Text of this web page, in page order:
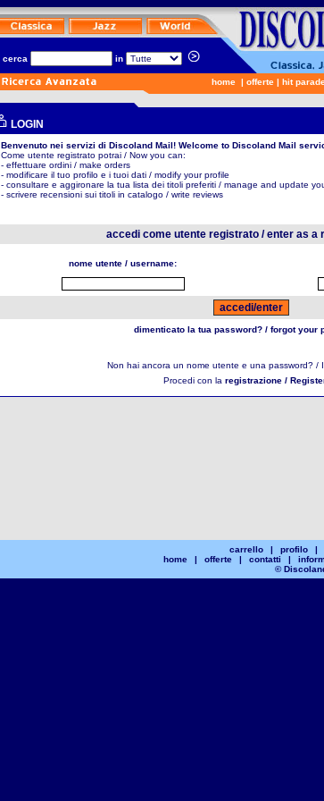
cerca in
home | offerte | hit
LOGIN
Benvenuto nei servizi di Discoland Mail! Welcome to Discoland Mail
Come utente registrato potrai / Now you can:
- effettuare ordini / make orders
- modificare il tuo profilo e i tuoi dati / modify your profile
- consultare e aggironare la tua lista dei titoli preferiti / manage and update
- scrivere recensioni sui titoli in catalogo / write reviews
accedi come utente registrato / enter as a
nome utente / username:
dimenticato la tua password? / forgot your
Non hai ancora un nome utente e una password? /
Procedi con la registrazione /
carrello | profilo |
home
| offerte | contatti |
©